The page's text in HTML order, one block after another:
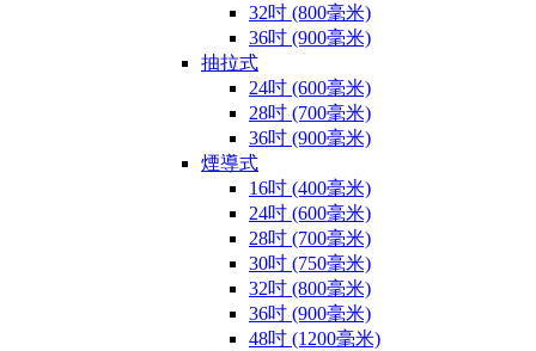
32吋 (800毫米)
36吋 (900毫米)
抽拉式
24吋 (600毫米)
28吋 (700毫米)
36吋 (900毫米)
煙導式
16吋 (400毫米)
24吋 (600毫米)
28吋 (700毫米)
30吋 (750毫米)
32吋 (800毫米)
36吋 (900毫米)
48吋 (1200毫米)